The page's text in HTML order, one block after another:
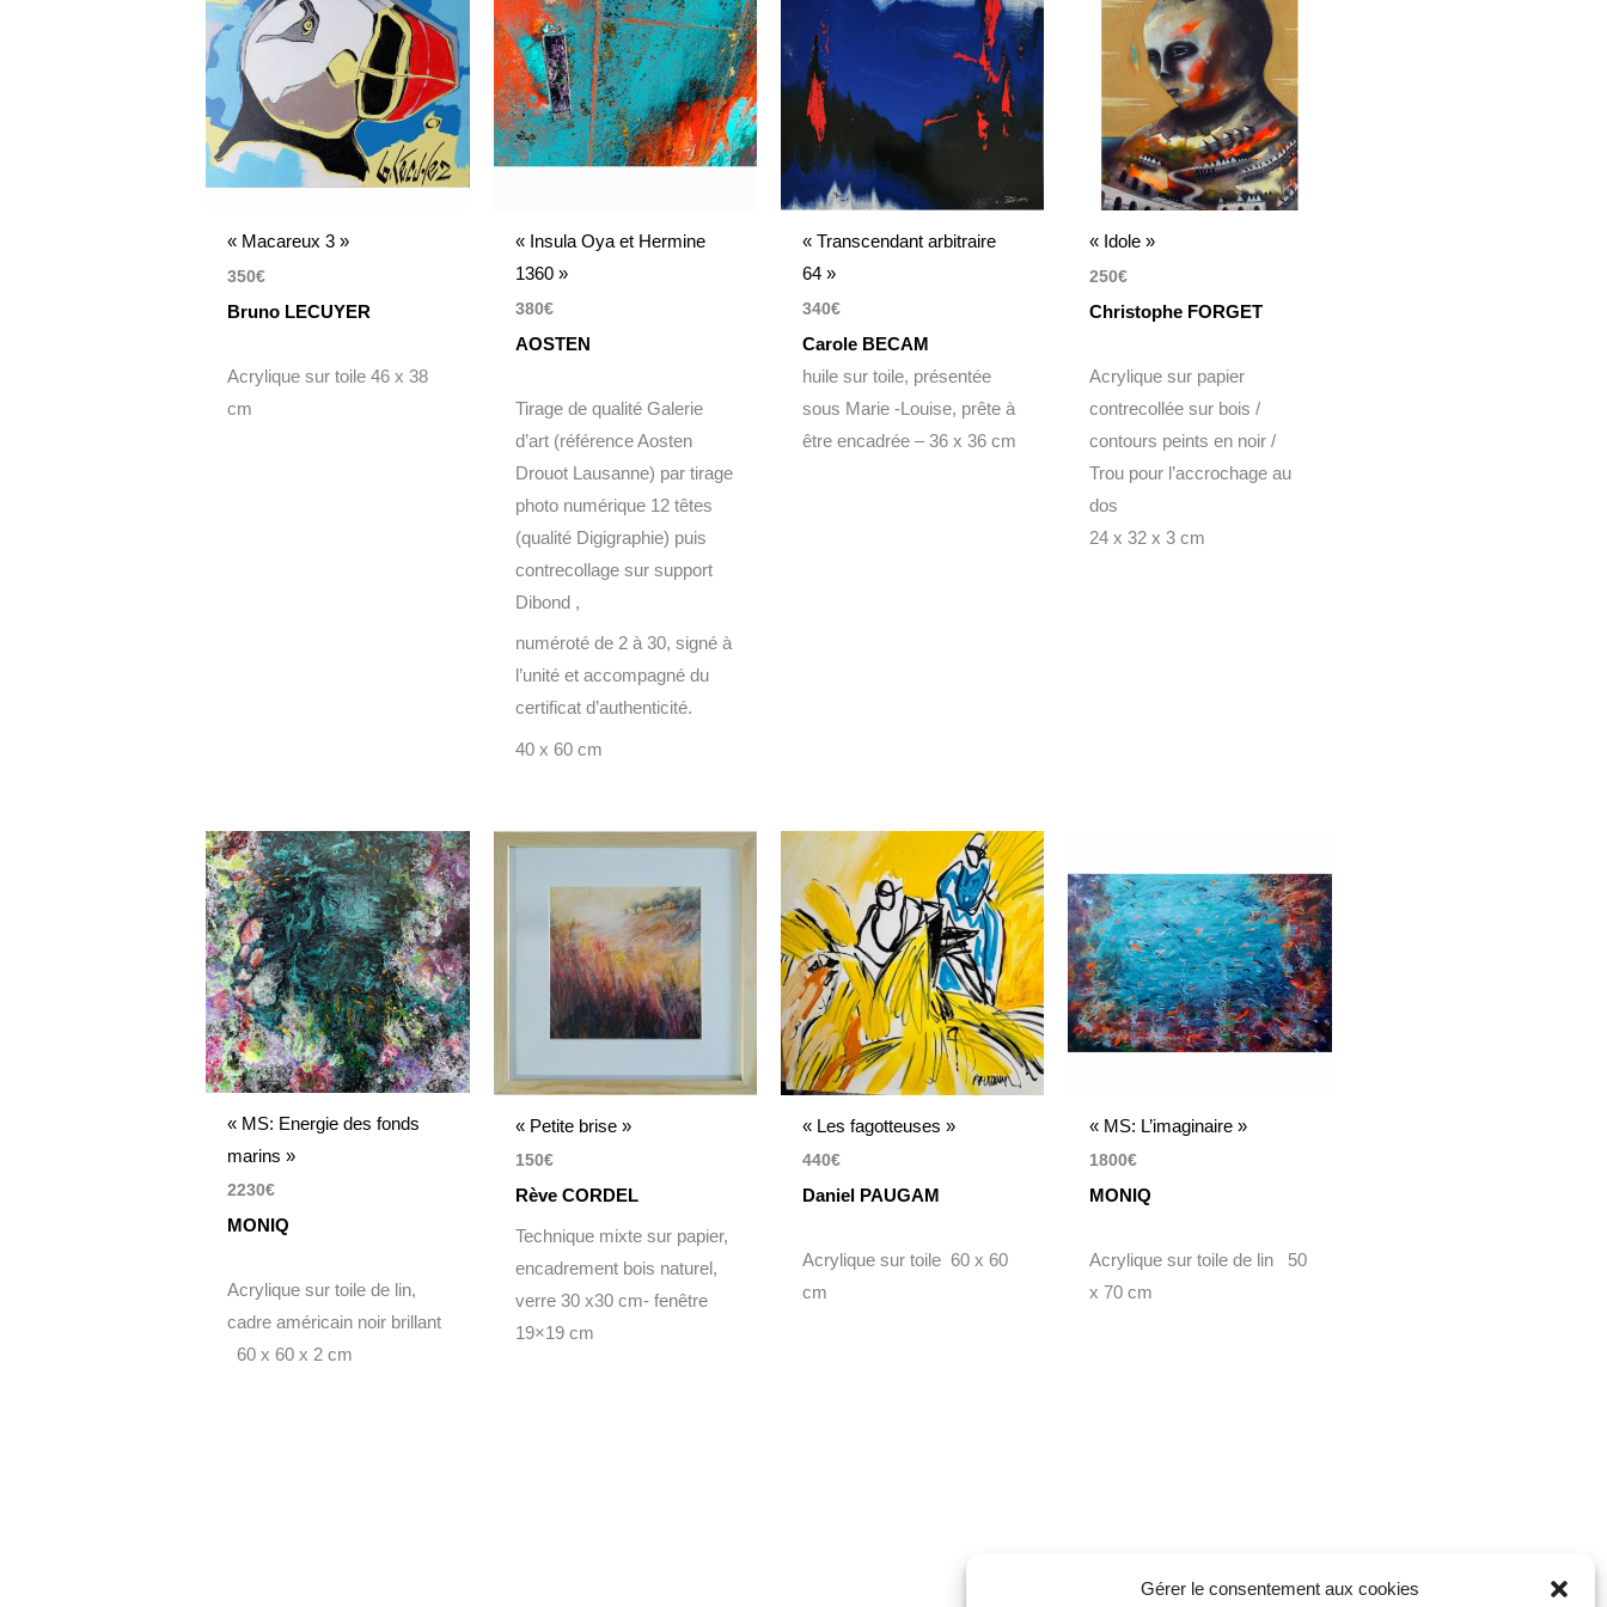
Gérer le consentement aux cookies
« Macareux 3 »
350€
Bruno LECUYER
Acrylique sur toile 46 x 38
cm
« Insula Oya et Hermine
1360 »
380€
AOSTEN
Tirage de qualité Galerie
d’art (référence Aosten
Drouot Lausanne) par tirage
photo numérique 12 têtes
(qualité Digigraphie) puis
contrecollage sur support
Dibond ,
numéroté de 2 à 30, signé à
l’unité et accompagné du
certificat d’authenticité.
40 x 60 cm
« Transcendant arbitraire
64 »
340€
Carole BECAM
huile sur toile, présentée
sous Marie -Louise, prête à
être encadrée – 36 x 36 cm
« Idole »
250€
Christophe FORGET
Acrylique sur papier
contrecollée sur bois /
contours peints en noir /
Trou pour l’accrochage au
dos
24 x 32 x 3 cm
« MS: Energie des fonds
marins »
2230€
MONIQ
Acrylique sur toile de lin,
cadre américain noir brillant
60 x 60 x 2 cm
« Petite brise »
150€
Rève CORDEL
Technique mixte sur papier,
encadrement bois naturel,
verre 30 x30 cm- fenêtre
19×19 cm
« Les fagotteuses »
440€
Daniel PAUGAM
Acrylique sur toile 60 x 60
cm
« MS: L’imaginaire »
1800€
MONIQ
Acrylique sur toile de lin 50
x 70 cm